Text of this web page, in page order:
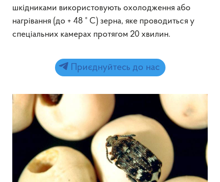
шкідниками використовують охолодження або
нагрівання (до + 48 ° С) зерна, яке проводиться у
спеціальних камерах протягом 20 хвилин.
Приєднуйтесь до нас